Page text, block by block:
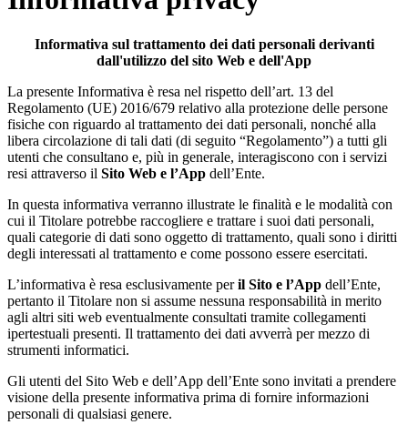
Informativa sul trattamento dei dati personali derivanti
dall'utilizzo del sito Web e dell'App
La presente Informativa è resa nel rispetto dell’art. 13 del
Regolamento (UE) 2016/679 relativo alla protezione delle persone
fisiche con riguardo al trattamento dei dati personali, nonché alla
libera circolazione di tali dati (di seguito “Regolamento”) a tutti gli
utenti che consultano e, più in generale, interagiscono con i servizi
resi attraverso il Sito Web e l’App dell’Ente.
In questa informativa verranno illustrate le finalità e le modalità con
cui il Titolare potrebbe raccogliere e trattare i suoi dati personali,
quali categorie di dati sono oggetto di trattamento, quali sono i diritti
degli interessati al trattamento e come possono essere esercitati.
L’informativa è resa esclusivamente peril Sito e l’App dell’Ente,
pertanto il Titolare non si assume nessuna responsabilità in merito
agli altri siti web eventualmente consultati tramite collegamenti
ipertestuali presenti. Il trattamento dei dati avverrà per mezzo di
strumenti informatici.
Gli utenti del Sito Web e dell’App dell’Ente sono invitati a prendere
visione della presente informativa prima di fornire informazioni
personali di qualsiasi genere.